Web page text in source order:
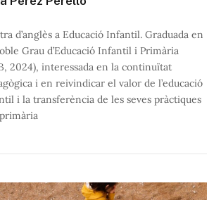
d’anglès a Educació Infantil. Graduada en
Grau d’Educació Infantil i Primària
2024), interessada en la continuïtat
i en reivindicar el valor de l’educació
i la transferència de les seves pràctiques